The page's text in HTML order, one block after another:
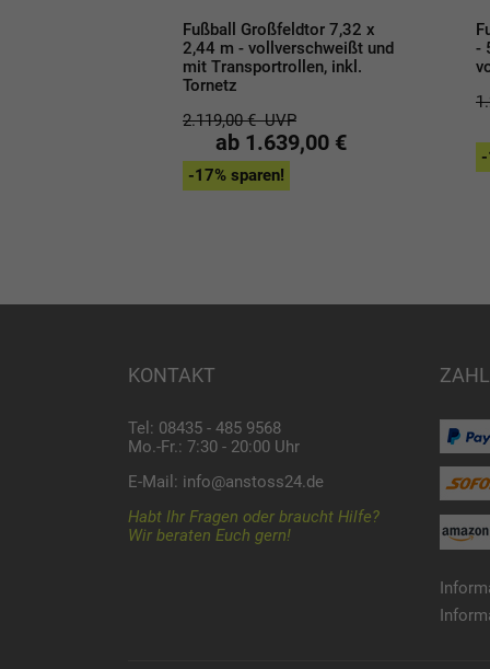
Fußball Großfeldtor 7,32 x
2,44 m - vollverschweißt und
mit Transportrollen, inkl.
Tornetz
2.119,00 €UVP
ab 1.639,00 €
-17% sparen!
-
KONTAKT
Tel: 08435 - 485 9568
Mo.-Fr.: 7:30 - 20:00 Uhr
E-Mail: info@anstoss24.de
Habt Ihr Fragen oder braucht Hilfe?
Wir beraten Euch gern!